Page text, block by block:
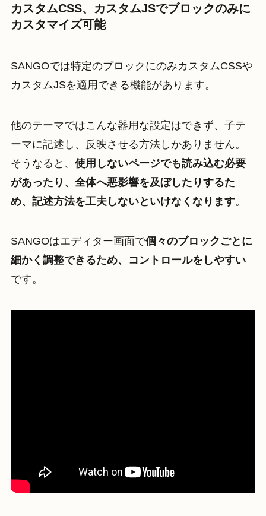
カスタムCSS、カスタムJSでブロックのみに
カスタマイズ可能
SANGOでは特定のブロックにのみカスタムCSSや
カスタムJSを適用できる機能があります。
他のテーマではこんな器用な設定はできず、子テ
ーマに記述し、反映させる方法しかありません。
そうなると、 使用しないページでも読み込む必要
があったり、全体へ悪影響を及ぼしたりするた
め、記述方法を工夫しないといけなくなります。
SANGOはエディター画面で個々のブロックごとに
細かく調整できるため、コントロールをしやすい
です。